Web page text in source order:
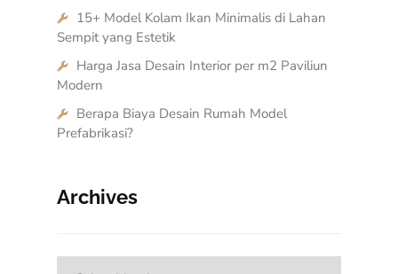
15+ Model Kolam Ikan Minimalis di Lahan
Sempit yang Estetik
Harga Jasa Desain Interior per m2 Paviliun
Modern
Berapa Biaya Desain Rumah Model
Prefabrikasi?
Archives